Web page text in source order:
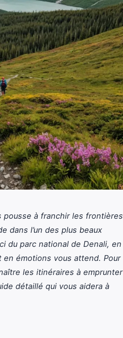
pousse à franchir les frontières
dans l’un des plus beaux
du parc national de Denali, en
émotions vous attend. Pour
les itinéraires à emprunter
détaillé qui vous aidera à